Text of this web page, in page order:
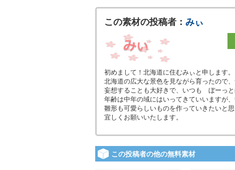
この素材の投稿者： みぃ
初めまして！北海道に住むみぃと申します。
北海道の広大な景色を見ながら育ったので
妄想することも大好きで、いつも ぼーっと
年齢は中年の域にはいってきていいますが
雛形も可愛らしいものを作っていきたいと思
宜しくお願いいたします。
この投稿者の他の無料素材